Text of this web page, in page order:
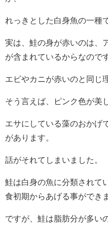
れっきとした白身魚の一種
実は、鮭の身が赤いのは、
が含まれているからなので
エビやカニが赤いのと同じ
そう言えば、ピンク色が美
エサにしている藻のおかげ
があります。
話がそれてしまいました。
鮭は白身の魚に分類されて
食初期からあげる事ができ
ですが、鮭は脂肪分が多い